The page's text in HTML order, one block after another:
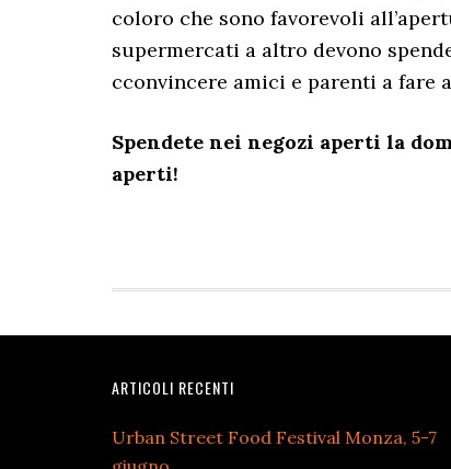
coloro che sono favorevoli
supermercati a altro devono
cconvincere amici e parenti a fare
Spendete nei negozi aperti la
aperti!
ARTICOLI RECENTI
Urban Street Food Festival Monza, 5-7